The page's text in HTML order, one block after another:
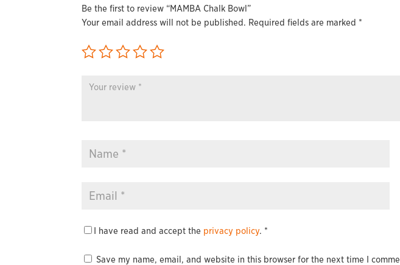
Be the first to review “MAMBA Chalk Bowl”
Your email address will not be published. Required fields are marked *
I have read and accept the privacy policy. *
Save my name, email, and website in this browser for the next time I